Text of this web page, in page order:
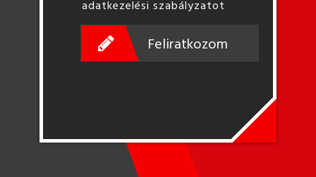
adatkezelési szabályzatot
Feliratkozom